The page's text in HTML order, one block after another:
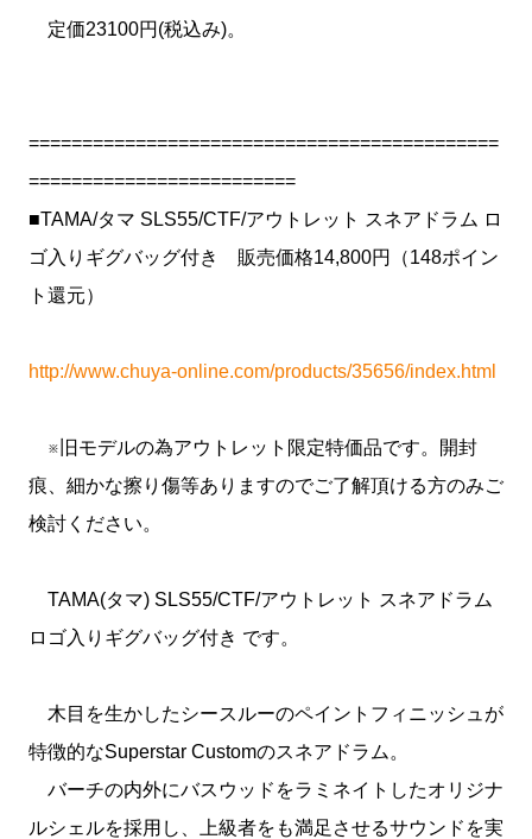
定価23100円(税込み)。
============================================
=========================
■TAMA/タマ SLS55/CTF/アウトレット スネアドラム ロ
ゴ入りギグバッグ付き 販売価格14,800円（148ポイン
ト還元）
http://www.chuya-online.com/products/35656/index.html
※旧モデルの為アウトレット限定特価品です。開封
痕、細かな擦り傷等ありますのでご了解頂ける方のみご
検討ください。
TAMA(タマ) SLS55/CTF/アウトレット スネアドラム
ロゴ入りギグバッグ付き です。
木目を生かしたシースルーのペイントフィニッシュが
特徴的なSuperstar Customのスネアドラム。
バーチの内外にバスウッドをラミネイトしたオリジナ
ルシェルを採用し、上級者をも満足させるサウンドを実